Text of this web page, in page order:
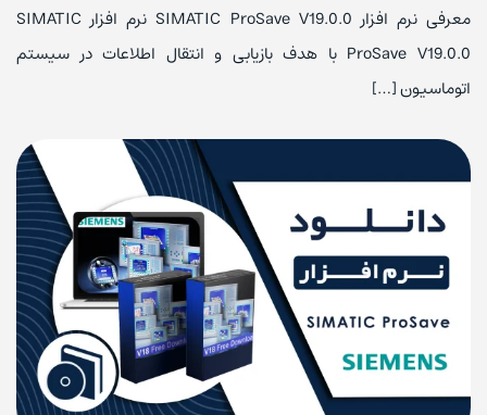
معرفی نرم افزار SIMATIC ProSave V19.0.0 نرم افزار SIMATIC
ProSave V19.0.0 با هدف بازیابی و انتقال اطلاعات در سیستم
اتوماسیون […]